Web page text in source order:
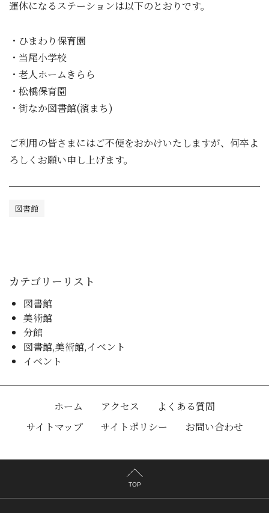
運休になるステーションは以下のとおりです。
・ひまわり保育園
・当尾小学校
・老人ホームきらら
・松橋保育園
・街なか図書館(濱まち)
ご利用の皆さまにはご不便をおかけいたしますが、何卒よ
ろしくお願い申し上げます。
図書館
カテゴリーリスト
図書館
美術館
分館
図書館,美術館,イベント
イベント
ホーム アクセス
よくある質問
サイトマップ
サイトポリシー お問い合わせ
TOP